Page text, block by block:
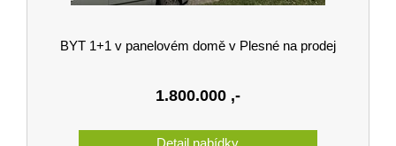
BYT 1+1 v panelovém domě v Plesné na prodej
1.800.000 ,-